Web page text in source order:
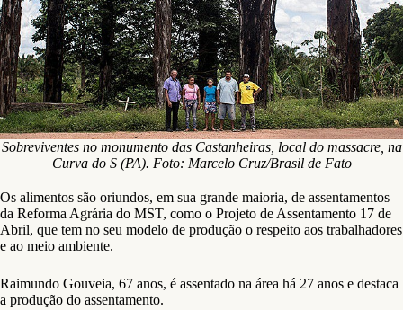
Sobreviventes no monumento das Castanheiras, local do massacre, na
Curva do S (PA). Foto: Marcelo Cruz/Brasil de Fato
Os alimentos são oriundos, em sua grande maioria, de assentamentos
da Reforma Agrária do MST, como o Projeto de Assentamento 17 de
Abril, que tem no seu modelo de produção o respeito aos trabalhadores
e ao meio ambiente.
Raimundo Gouveia, 67 anos, é assentado na área há 27 anos e destaca
a produção do assentamento.